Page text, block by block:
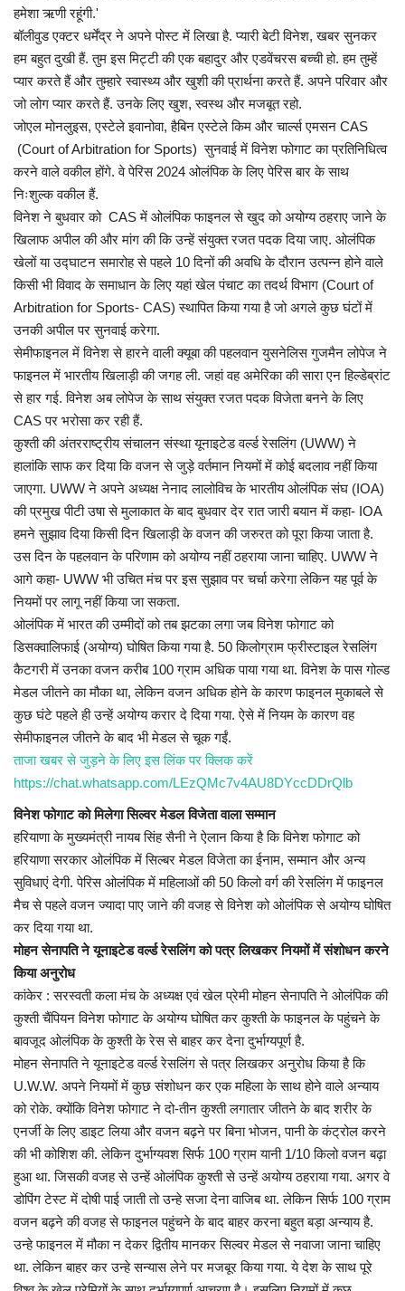
हमेशा ऋणी रहूंगी.'
बॉलीवुड एक्टर धर्मेंद्र ने अपने पोस्ट में लिखा है. प्यारी बेटी विनेश, खबर सुनकर
हम बहुत दुखी हैं. तुम इस मिट्टी की एक बहादुर और एडवेंचरस बच्ची हो. हम तुम्हें
प्यार करते हैं और तुम्हारे स्वास्थ्य और खुशी की प्रार्थना करते हैं. अपने परिवार और
जो लोग प्यार करते हैं. उनके लिए खुश, स्वस्थ और मजबूत रहो.
जोएल मोनलुइस, एस्टेले इवानोवा, हैबिन एस्टेले किम और चार्ल्स एमसन CAS
(Court of Arbitration for Sports) सुनवाई में विनेश फोगाट का प्रतिनिधित्व
करने वाले वकील होंगे. वे पेरिस 2024 ओलंपिक के लिए पेरिस बार के साथ
निःशुल्क वकील हैं.
विनेश ने बुधवार को CAS में ओलंपिक फाइनल से खुद को अयोग्य ठहराए जाने के
खिलाफ अपील की और मांग की कि उन्हें संयुक्त रजत पदक दिया जाए. ओलंपिक
खेलों या उद्घाटन समारोह से पहले 10 दिनों की अवधि के दौरान उत्पन्न होने वाले
किसी भी विवाद के समाधान के लिए यहां खेल पंचाट का तदर्थ विभाग (Court of
Arbitration for Sports- CAS) स्थापित किया गया है जो अगले कुछ घंटों में
उनकी अपील पर सुनवाई करेगा.
सेमीफाइनल में विनेश से हारने वाली क्यूबा की पहलवान युसनेलिस गुजमैन लोपेज ने
फाइनल में भारतीय खिलाड़ी की जगह ली. जहां वह अमेरिका की सारा एन हिल्डेब्रांट
से हार गई. विनेश अब लोपेज के साथ संयुक्त रजत पदक विजेता बनने के लिए
CAS पर भरोसा कर रही हैं.
कुश्ती की अंतरराष्ट्रीय संचालन संस्था यूनाइटेड वर्ल्ड रेसलिंग (UWW) ने
हालांकि साफ कर दिया कि वजन से जुड़े वर्तमान नियमों में कोई बदलाव नहीं किया
जाएगा. UWW ने अपने अध्यक्ष नेनाद लालोविच के भारतीय ओलंपिक संघ (IOA)
की प्रमुख पीटी उषा से मुलाकात के बाद बुधवार देर रात जारी बयान में कहा- IOA
हमने सुझाव दिया किसी दिन खिलाड़ी के वजन की जरुरत को पूरा किया जाता है.
उस दिन के पहलवान के परिणाम को अयोग्य नहीं ठहराया जाना चाहिए. UWW ने
आगे कहा- UWW भी उचित मंच पर इस सुझाव पर चर्चा करेगा लेकिन यह पूर्व के
नियमों पर लागू नहीं किया जा सकता.
ओलंपिक में भारत की उम्मीदों को तब झटका लगा जब विनेश फोगाट को
डिसक्वालिफाई (अयोग्य) घोष‍ित किया गया है. 50 किलोग्राम फ्रीस्टाइल रेसल‍िंग
कैटगरी में उनका वजन करीब 100 ग्राम अधिक पाया गया था. विनेश के पास गोल्ड
मेडल जीतने का मौका था, लेक‍िन वजन अधिक होने के कारण फाइनल मुकाबले से
कुछ घंटे पहले ही उन्हें अयोग्य करार दे दिया गया. ऐसे में नियम के कारण वह
सेमीफाइनल जीतने के बाद भी मेडल से चूक गईं.
ताजा खबर से जुड़ने के लिए इस लिंक पर क्लिक करें
https://chat.whatsapp.com/LEzQMc7v4AU8DYccDDrQlb
विनेश फोगाट को मिलेगा सिल्वर मेडल विजेता वाला सम्मान
हरियाणा के मुख्यमंत्री नायब सिंह सैनी ने ऐलान किया है कि विनेश फोगाट को
हरियाणा सरकार ओलंपिक में सिल्बर मेडल विजेता का ईनाम, सम्मान और अन्य
सुविधाएं देगी. पेरिस ओलंपिक में महिलाओं की 50 किलो वर्ग की रेसलिंग में फाइनल
मैच से पहले वजन ज्यादा पाए जाने की वजह से विनेश को ओलंपिक से अयोग्य घोषित
कर दिया गया था.
मोहन सेनापति ने यूनाइटेड वर्ल्ड रेसलिंग को पत्र लिखकर नियमों में संशोधन करने
किया अनुरोध
कांकेर : सरस्वती कला मंच के अध्यक्ष एवं खेल प्रेमी मोहन सेनापति ने ओलंपिक की
कुश्ती चैंपियन विनेश फोगाट के अयोग्य घोषित कर कुश्ती के फाइनल के पहुंचने के
बावजूद ओलंपिक के कुश्ती के रेस से बाहर कर देना दुर्भाग्यपूर्ण है.
मोहन सेनापति ने यूनाइटेड वर्ल्ड रेसलिंग से पत्र लिखकर अनुरोध किया है कि
U.W.W. अपने नियमों में कुछ संशोधन कर एक महिला के साथ होने वाले अन्याय
को रोके. क्योंकि विनेश फोगाट ने दो-तीन कुश्ती लगातार जीतने के बाद शरीर के
एनर्जी के लिए डाइट लिया और वजन बढ़ने पर बिना भोजन, पानी के कंट्रोल करने
की भी कोशिश की. लेकिन दुर्भाग्यवश सिर्फ 100 ग्राम यानी 1/10 किलो वजन बढ़ा
हुआ था. जिसकी वजह से उन्हें ओलंपिक कुश्ती से उन्हें अयोग्य ठहराया गया. अगर वे
डोपिंग टेस्ट में दोषी पाई जाती तो उन्हे सजा देना वाजिब था. लेकिन सिर्फ 100 ग्राम
वजन बढ़ने की वजह से फाइनल पहुंचने के बाद बाहर करना बहुत बड़ा अन्याय है.
उन्हे फाइनल में मौका न देकर द्वितीय मानकर सिल्वर मेडल से नवाजा जाना चाहिए
था. लेकिन बाहर कर उन्हे सन्यास लेने पर मजबूर किया गया. ये देश के साथ पूरे